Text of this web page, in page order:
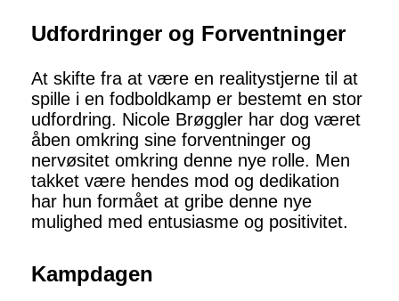
Udfordringer og Forventninger
At skifte fra at være en realitystjerne til at
spille i en fodboldkamp er bestemt en stor
udfordring. Nicole Brøggler har dog været
åben omkring sine forventninger og
nervøsitet omkring denne nye rolle. Men
takket være hendes mod og dedikation
har hun formået at gribe denne nye
mulighed med entusiasme og positivitet.
Kampdagen